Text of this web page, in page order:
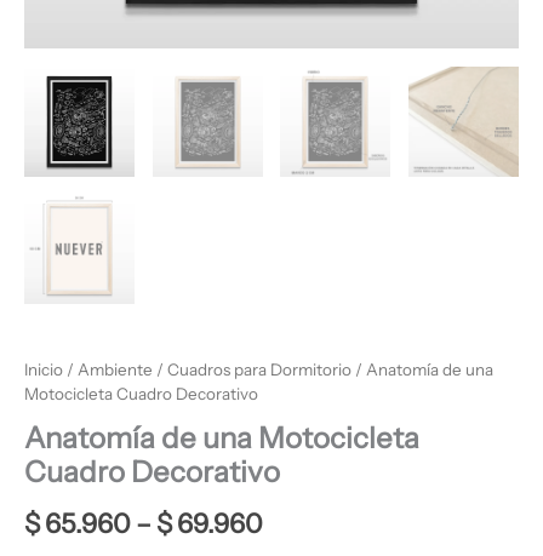
Inicio / Ambiente / Cuadros para Dormitorio / Anatomía de una
Motocicleta Cuadro Decorativo
Anatomía de una Motocicleta
Cuadro Decorativo
$65.960– $69.960